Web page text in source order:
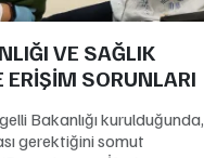
VE SAĞLIK
SORUNLARI
Bakanlığı kurulduğunda,
gerektiğini somut